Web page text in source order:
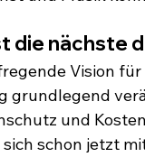
die nächste
Vision
grundlegend
und
schon jetzt